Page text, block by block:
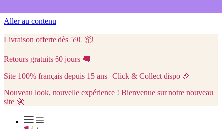
Aller au contenu
Livraison offerte dès 59€ 📦
Retours gratuits 60 jours 🚚
Site 100% français depuis 15 ans | Click & Collect dispo 🥖
Nouveau look, nouvelle expérience ! Bienvenue sur notre nouveau
site 🚀